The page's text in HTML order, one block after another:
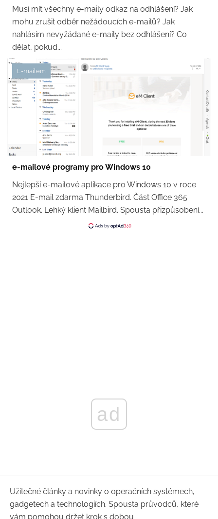
Musí mít všechny e-maily odkaz na odhlášení? Jak
mohu zrušit odběr nežádoucích e-mailů? Jak
nahlásím nevyžádané e-maily bez odhlášení? Co
dělat, pokud...
E-mailem
e-mailové programy pro Windows 10
Nejlepší e-mailové aplikace pro Windows 10 v roce
2021 E-mail zdarma Thunderbird. Část Office 365
Outlook. Lehký klient Mailbird. Spousta přizpůsobení...
ad
Užitečné články a novinky o operačních systémech,
gadgetech a technologiích. Spousta průvodců, které
vám pomohou držet krok s dobou